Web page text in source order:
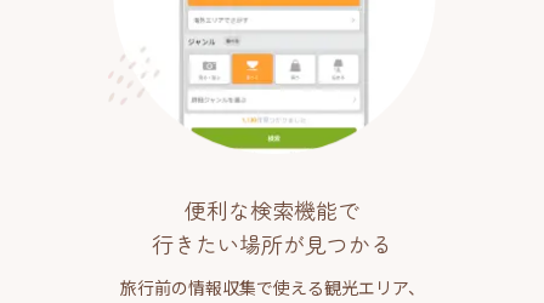
便利な検索機能で
行きたい場所が見つかる
旅行前の情報収集で使える観光エリア、